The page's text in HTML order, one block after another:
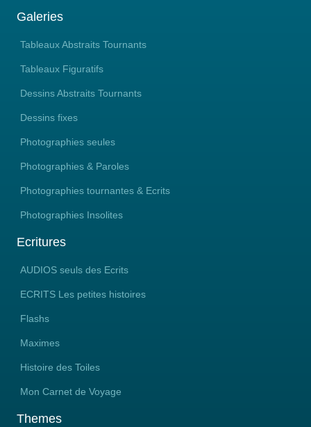
Je deviens Intériorité
Le monde de… Ma Propre Beauté
…………..
Elargissement
Vers des horizons
Je Vois... mille polarités
Captivant... toute ma curiosité
Mondes élargis
Je respire enfin pleinement
………….
De cet « ancrage »
Où Tout est vibrant, existant
Galeries
Tableaux Abstraits Tournants
Tableaux Figuratifs
Dessins Abstraits Tournants
Dessins fixes
Photographies seules
Photographies & Paroles
Photographies tournantes & Ecrits
Photographies Insolites
Ecritures
AUDIOS seuls des Ecrits
ECRITS Les petites histoires
Flashs
Maximes
Histoire des Toiles
Mon Carnet de Voyage
Themes